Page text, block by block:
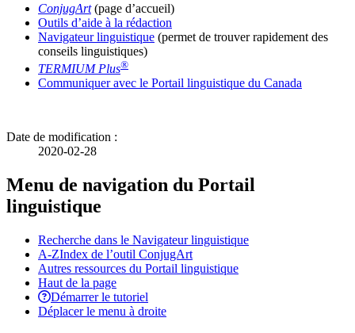
ConjugArt(page d’accueil)
Outils d’aide à la rédaction
Navigateur linguistique (permet de trouver rapidement des
conseils linguistiques)
TERMIUM Plus®
Communiquer avec le Portail linguistique du Canada
Date de modification :
2020-02-28
Menu de navigation du Portail
linguistique
Recherche dans le Navigateur linguistique
A-ZIndex de l’outil ConjugArt
Autres ressources du Portail linguistique
Haut de la page
Démarrer le tutoriel
Déplacer le menu à droite